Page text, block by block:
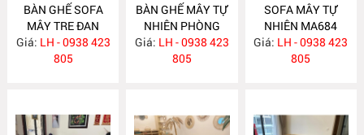
BÀN GHẾ SOFA
MÂY TRE ĐAN
MA686
Giá: LH - 0938 423
805
BÀN GHẾ MÂY TỰ
NHIÊN PHÒNG
KHÁCH MA685
Giá: LH - 0938 423
805
SOFA MÂY TỰ
NHIÊN MA684
Giá: LH - 0938 423
805